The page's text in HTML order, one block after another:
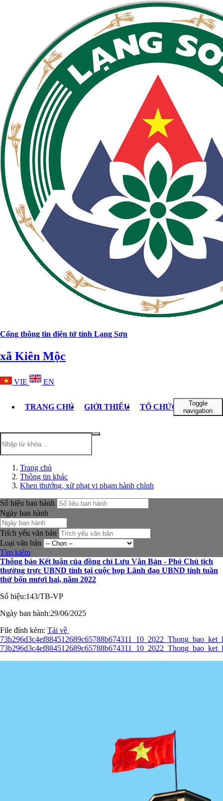
Cổng thông tin điện tử tỉnh Lạng Sơn
xã Kiên Mộc
VIE EN
TRANG CHỦ GIỚI THIỆU TỔ CHỨC BỘ MÁY
Toggle
navigation
Trang chủ
Thông tin khác
Khen thưởng, xử phạt vi phạm hành chính
Số hiệu ban hành
Ngày ban hành
Trích yếu văn bản
Loại văn bản
Tìm kiếm
Thông báo Kết luận của đồng chí Lưu Văn Bản - Phó Chủ tịch
thường trực UBND tỉnh tại cuộc họp Lãnh đạo UBND tỉnh tuần
thứ bốn mươi hai, năm 2022
Số hiệu:143/TB-VP
Ngày ban hành:29/06/2025
File đính kèm: Tải về